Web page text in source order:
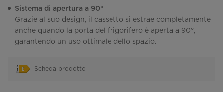
Sistema di apertura a 90°
Grazie al suo design, il cassetto si estrae completamente
anche quando la porta del frigorifero è aperta a 90°,
garantendo un uso ottimale dello spazio.
Scheda prodotto